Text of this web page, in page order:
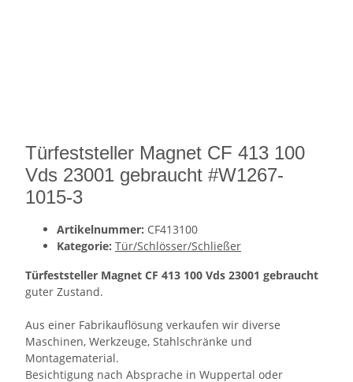
Türfeststeller Magnet CF 413 100
Vds 23001 gebraucht #W1267-
1015-3
Artikelnummer: CF413100
Kategorie: Tür/Schlösser/Schließer
Türfeststeller Magnet CF 413 100 Vds 23001 gebraucht
guter Zustand.
Aus einer Fabrikauflösung verkaufen wir diverse
Maschinen, Werkzeuge, Stahlschränke und
Montagematerial.
Besichtigung nach Absprache in Wuppertal oder